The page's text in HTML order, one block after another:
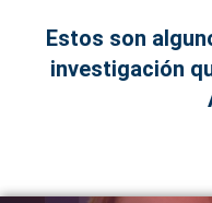
Estos son
investigación